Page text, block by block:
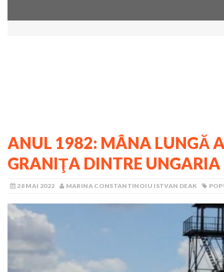
ANUL 1982: MÂNA LUNGĂ
GRANIŢA DINTRE
28 MAI 2022 MARINA CONSTANTINOIU ISTVAN DEAK